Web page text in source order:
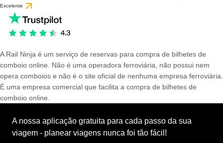
Excelente
A Rail Ninja é um serviço de reservas para compra de bilhetes de
comboio online. Não é uma operadora ferroviária, não possui nem
opera comboios e não é o site oficial de nenhuma empresa ferroviária.
É uma empresa comercial que facilita a compra de bilhetes de
comboio online.
A nossa aplicação gratuita para cada passo da sua
viagem - planear viagens nunca foi tão fácil!